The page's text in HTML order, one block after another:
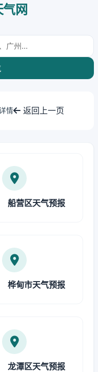
网
情 返回上一页
船营区天气预报
桦甸市天气预报
龙潭区天气预报